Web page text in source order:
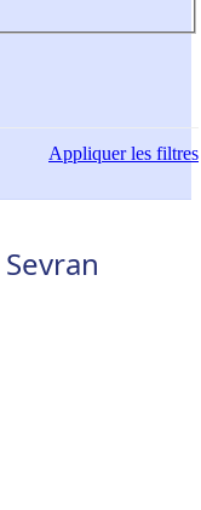
Appliquerles filtres